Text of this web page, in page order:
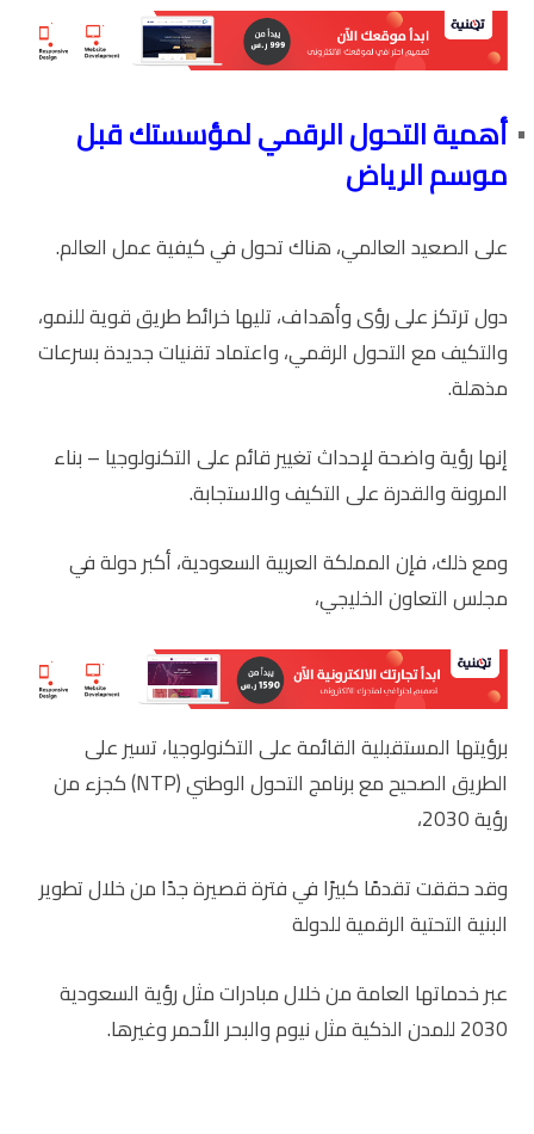
أهمية التحول الرقمي لمؤسستك قبل
موسم الرياض
على الصعيد العالمي، هناك تحول في كيفية عمل العالم.
دول ترتكز على رؤى وأهداف، تليها خرائط طريق قوية للنمو،
والتكيف مع التحول الرقمي، واعتماد تقنيات جديدة بسرعات
مذهلة.
إنها رؤية واضحة لإحداث تغيير قائم على التكنولوجيا – بناء
المرونة والقدرة على التكيف والاستجابة.
ومع ذلك، فإن المملكة العربية السعودية، أكبر دولة في
مجلس التعاون الخليجي،
برؤيتها المستقبلية القائمة على التكنولوجيا، تسير على
الطريق الصحيح مع برنامج التحول الوطني (NTP) كجزء من
رؤية 2030،
وقد حققت تقدمًا كبيرًا في فترة قصيرة جدًا من خلال تطوير
البنية التحتية الرقمية للدولة
عبر خدماتها العامة من خلال مبادرات مثل رؤية السعودية
2030 للمدن الذكية مثل نيوم والبحر الأحمر وغيرها.